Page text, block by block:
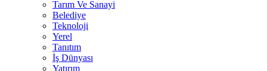
Tarım Ve Sanayi
Belediye
Teknoloji
Yerel
Tanıtım
İş Dünyası
Yatırım